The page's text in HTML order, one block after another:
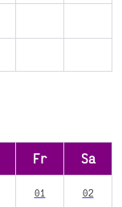
Fr Sa
01 02